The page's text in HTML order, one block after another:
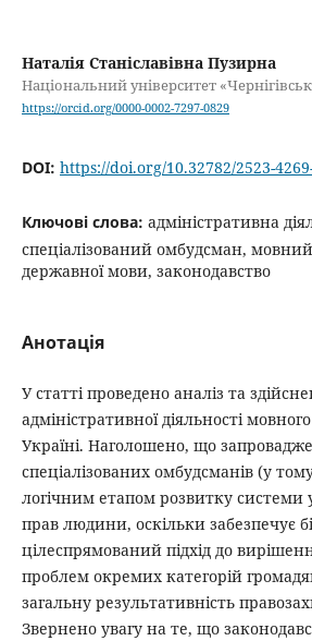
Наталія Станіславівна Пузирна
Національний університет
https://orcid.org/0000-0002-7297-0829
DOI: https://doi.org/10.32782/2523-
Ключові слова: адміністративна
спеціалізований омбудсман,
державної мови, законодавство
Анотація
У статті проведено аналіз та
адміністративної діяльності
Україні. Наголошено, що
спеціалізованих омбудсманів (у
логічним етапом розвитку системи
прав людини, оскільки забезпечує
цілеспрямований підхід до
проблем окремих категорій
загальну результативність
Звернено увагу на те, що